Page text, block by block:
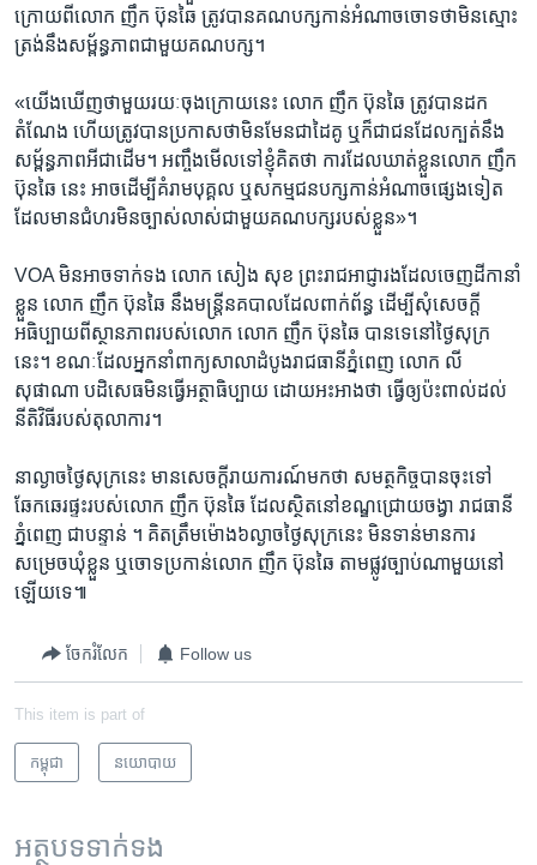
ក្រោយ​ពី​លោក​ ​ញឹក ប៊ុនឆៃ​ ​ត្រូវ​បានគណបក្ស​កាន់​អំណាច​ចោទ​ថា​មិន​ស្មោះ​
ត្រង់​នឹង​សម្ព័ន្ធ​ភាព​ជាមួយ​គណ​បក្ស។
​«យើង​ឃើញ​ថា​មួយ​រយៈ​ចុងក្រោយ​នេះ​ ​លោក​ ​ញឹក ប៊ុនឆៃ​ ​ត្រូវ​បាន​ដក​
តំណែង​ ​ហើយ​ត្រូវ​បាន​ប្រកាស​ថា​មិនមែន​ជា​ដៃគូ​ ​ឬក៏​ជាជន​ដែល​ក្បត់​នឹង​
សម្ព័ន្ធភាព​អី​ជាដើម។​ ​អញ្ចឹង​មើល​ទៅ​ខ្ញុំគិត​ថា​ ​ការ​ដែល​ឃាត់​ខ្លួន​លោក​ ​ញឹក
ប៊ុនឆៃ នេះ​ ​អាច​ដើម្បី​គំរាម​បុគ្គល​ ​ឬ​សកម្មជន​បក្ស​កាន់​អំណាច​ផ្សេង​ទៀត​
ដែល​មាន​ជំហរ​មិន​ច្បាស់​លាស់​ជាមួយ​គណបក្ស​របស់​ខ្លួន»។​
​VOA​ ​មិនអាច​ទាក់​ទង​ ​លោក​ ​សៀង សុខ​ ​ព្រះរាជ​អាជ្ញារង​ដែល​ចេញ​ដីកា​នាំ
ខ្លួន​ ​លោក​ ​ញឹក ប៊ុនឆៃ​ នឹង​មន្ត្រី​នគបាល​ដែល​ពាក់​ព័ន្ធ​ ដើម្បី​សុំ​សេចក្តី​
អធិប្បាយ​ពី​ស្ថានភាព​របស់​លោក​ លោក​ ញឹក ប៊ុនឆៃ​ ​បាន​ទេ​នៅ​ថ្ងៃ​សុក្រ​
នេះ។​ ​ខណៈដែល​អ្នក​នាំពាក្យ​សាលា​ដំបូង​រាជធានី​ភ្នំពេញ​ ​លោក​ ​លី
សុផាណា​ ​បដិសេធ​មិនធ្វើ​អត្ថាធិប្បាយ​ ​ដោយ​អះអាង​ថា​ ​ធ្វើឲ្យ​ប៉ះពាល់​ដល់​
នីតិវិធី​របស់​តុលាការ។
នា​ល្ងាច​ថ្ងៃ​សុក្រ​នេះ​ ​មាន​សេចក្តី​រាយការណ៍​មក​ថា​ ​សមត្ថកិច្ច​បាន​ចុះ​ទៅ​
ឆែកឆេរ​ផ្ទះ​របស់​លោក​ ​ញឹក ប៊ុនឆៃ​ ដែល​ស្ថិត​នៅ​ខណ្ឌ​ជ្រោយ​ចង្វា​ ​រាជធានី
ភ្នំពេញ ជា​បន្ទាន់​ ។​ គិត​ត្រឹម​ម៉ោង​៦ល្ងាច​ថ្ងៃ​សុក្រ​នេះ​ មិនទាន់​មាន​ការ
សម្រេច​ឃុំ​ខ្លួន​ ឬ​ចោទ​ប្រកាន់លោក​ ​ញឹក ប៊ុនឆៃ​ ​តាម​ផ្លូវ​ច្បាប់​ណា​មួយ​នៅ​
ឡើយ​ទេ៕
ចែករំលែក Follow us
This item is part of
កម្ពុជា នយោបាយ
អត្ថបទ​ទាក់ទង